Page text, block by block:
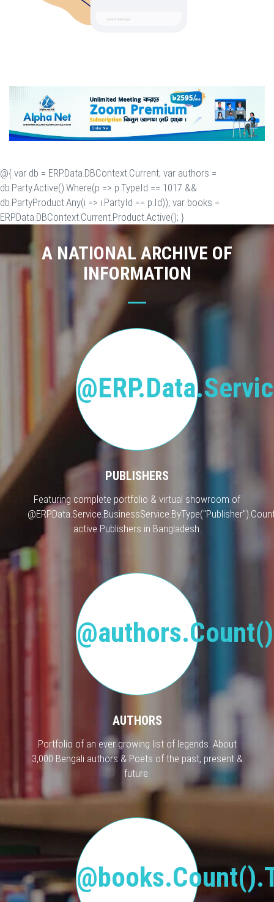
@{ var db = ERP.Data.DBContext.Current; var authors =
db.Party.Active().Where(p => p.TypeId == 1017 &&
db.PartyProduct.Any(i => i.PartyId == p.Id)); var books =
ERP.Data.DBContext.Current.Product.Active(); }
A NATIONAL ARCHIVE OF
INFORMATION
PUBLISHERS
Featuring complete portfolio & virtual showroom of
active Publishers in Bangladesh.
AUTHORS
Portfolio of an ever growing list of legends. About
3,000 Bengali authors & Poets of the past, present &
future.